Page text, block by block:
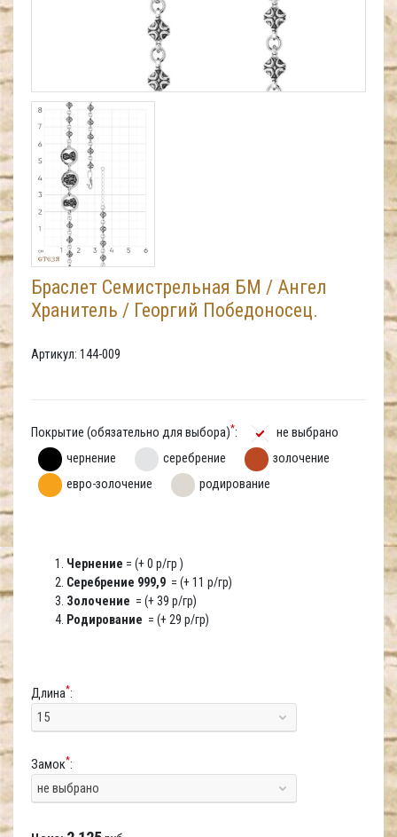
Браслет Семистрельная БМ / Ангел
Хранитель / Георгий Победоносец.
Артикул: 144-009
Покрытие (обязательно для выбора)*:
не выбрано
чернение
серебрение
золочение
евро-золочение
родирование
Чернение = (+ 0 р/гр )
Серебрение 999,9 = (+ 11 р/гр)
Золочение = (+ 39 р/гр)
Родирование = (+ 29 р/гр)
Длина*:
15
Замок*:
не выбрано